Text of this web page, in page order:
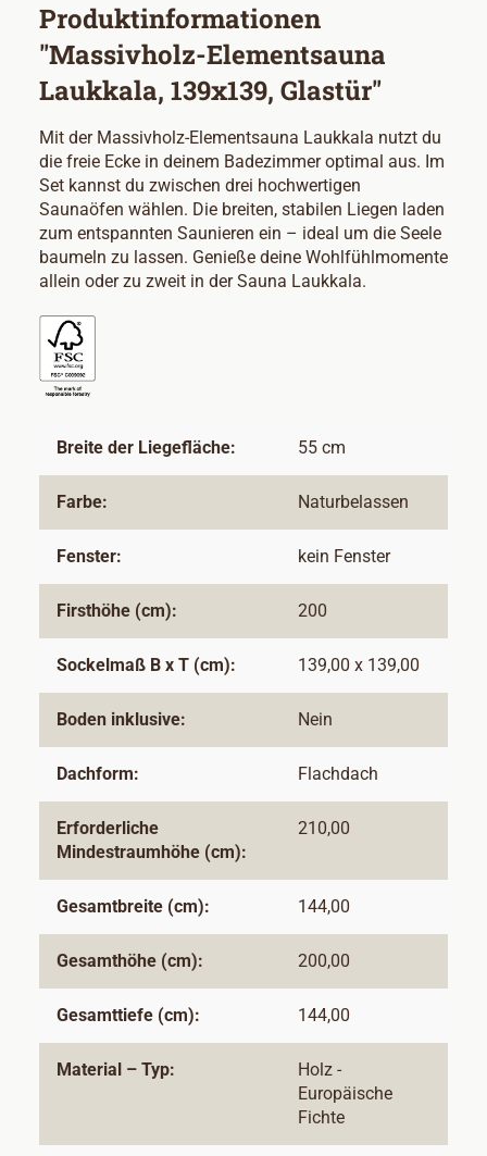
Produktinformationen
"Massivholz-Elementsauna
Laukkala, 139x139, Glastür"
Mit der Massivholz-Elementsauna Laukkala nutzt du
die freie Ecke in deinem Badezimmer optimal aus. Im
Set kannst du zwischen drei hochwertigen
Saunaöfen wählen. Die breiten, stabilen Liegen laden
zum entspannten Saunieren ein – ideal um die Seele
baumeln zu lassen. Genieße deine Wohlfühlmomente
allein oder zu zweit in der Sauna Laukkala.
Breite der Liegefläche: 55 cm
Farbe: Naturbelassen
Fenster: kein Fenster
Firsthöhe (cm): 200
Sockelmaß B x T (cm): 139,00 x 139,00
Boden inklusive: Nein
Dachform: Flachdach
Erforderliche
Mindestraumhöhe (cm):
210,00
Gesamtbreite (cm): 144,00
Gesamthöhe (cm): 200,00
Gesamttiefe (cm): 144,00
Material – Typ:
Holz -
Europäische
Fichte